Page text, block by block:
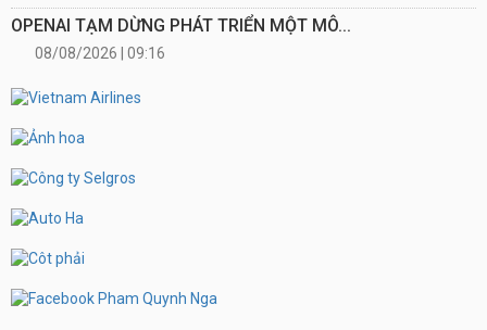
OPENAI TẠM DỪNG PHÁT TRIỂN MỘT MÔ...
08/08/2026 | 09:16